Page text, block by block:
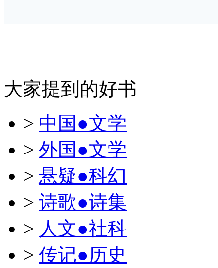
大家提到的好书
> 中国●文学
> 外国●文学
> 悬疑●科幻
> 诗歌●诗集
> 人文●社科
> 传记●历史